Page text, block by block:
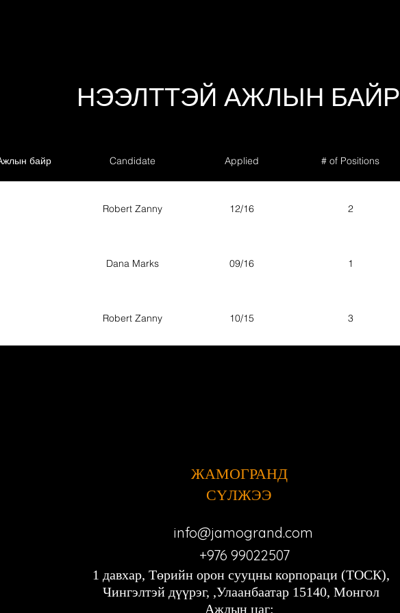
НЭЭЛТТЭЙ АЖЛЫН БАЙР
байр Candidate Applied # of Positions
Robert Zanny 12/16 2
Dana Marks 09/16 1
Robert Zanny 10/15 3
ЖАМОГРАНД
СҮЛЖЭЭ
info@jamogrand.com
+976 99022507
1 давхар, Төрийн орон сууцны корпораци (ТОСК),
Чингэлтэй дүүрэг, ,Улаанбаатар 15140, Монгол
Ажлын цаг: